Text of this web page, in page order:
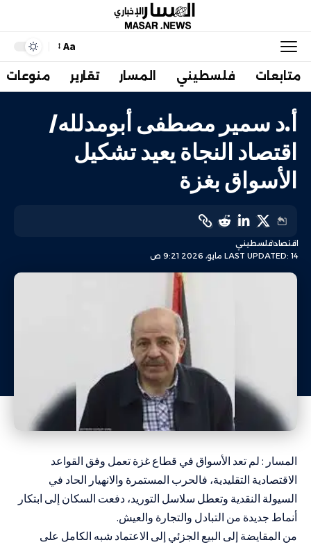
Aa
متابعات فلسطيني المسار تقارير منوعات
أ.د سمير مصطفى أبومدلله/
اقتصاد النجاة يعيد تشكيل
الأسواق بغزة
LAST UPDATED: 14 مايو، 2026 9:21 ص
اقتصادفلسطيني
المسار : لم تعد الأسواق في قطاع غزة تعمل وفق القواعد
الاقتصادية التقليدية، فالحرب المستمرة والانهيار الحاد في
السيولة النقدية وتعطل سلاسل التوريد، دفعت السكان إلى ابتكار
أنماط جديدة من التبادل والتجارة والعيش.
من المقايضة إلى البيع الجزئي إلى الاعتماد شبه الكامل على